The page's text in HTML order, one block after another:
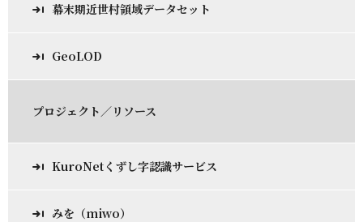
幕末期近世村領域データセット
GeoLOD
プロジェクト／リソース
KuroNetくずし字認識サービス
みを（miwo）